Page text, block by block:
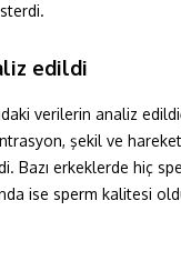
edildi
verilerin analiz
şekil ve
Bazı erkeklerde hiç
ise sperm kalitesi